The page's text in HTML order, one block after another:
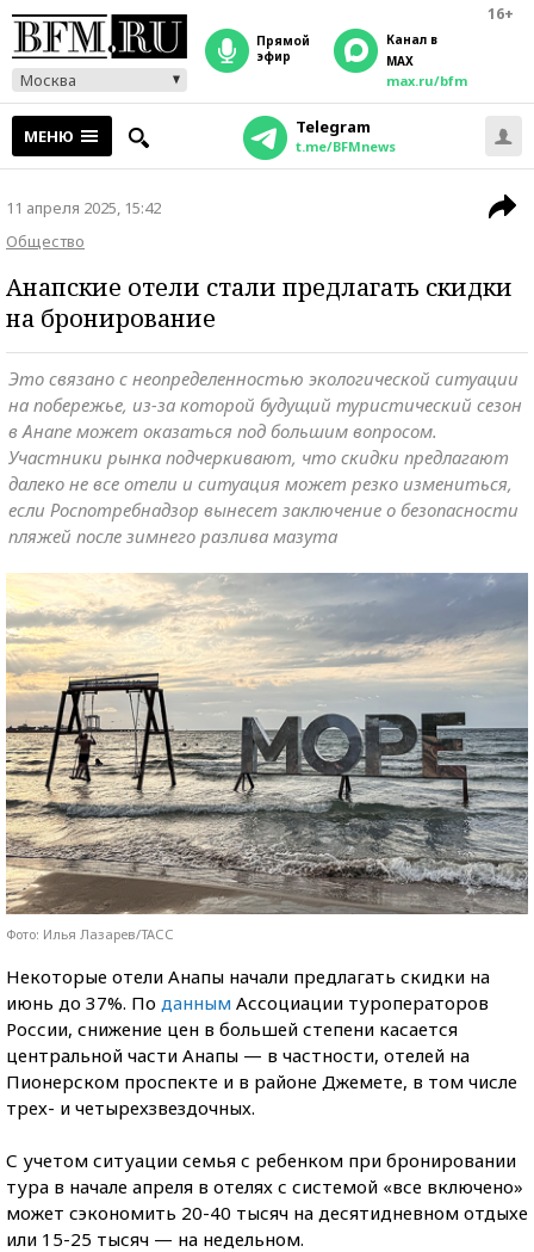
16+
Москва
прямой
эфир
Канал в
MAX
max.ru/bfm
МЕНЮ Telegram
t.me/BFMnews
11 апреля 2025, 15:42
Общество
Анапские отели стали предлагать скидки
на бронирование
Это связано с неопределенностью экологической ситуации
на побережье, из-за которой будущий туристический сезон
в Анапе может оказаться под большим вопросом.
Участники рынка подчеркивают, что скидки предлагают
далеко не все отели и ситуация может резко измениться,
если Роспотребнадзор вынесет заключение о безопасности
пляжей после зимнего разлива мазута
Фото: Илья Лазарев/ТАСС
Некоторые отели Анапы начали предлагать скидки на
июнь до 37%. По данным Ассоциации туроператоров
России, снижение цен в большей степени касается
центральной части Анапы — в частности, отелей на
Пионерском проспекте и в районе Джемете, в том числе
трех- и четырехзвездочных.
С учетом ситуации семья с ребенком при бронировании
тура в начале апреля в отелях с системой «все включено»
может сэкономить 20-40 тысяч на десятидневном отдыхе
или 15-25 тысяч — на недельном.